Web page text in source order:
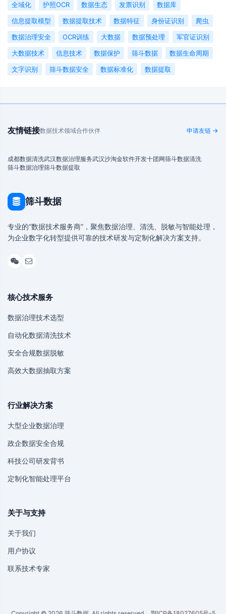
全域化
护照OCR 数据生态 发票识别
数据库
信息提取模型
数据提取技术 数据特征 身份证识别
爬虫
数据治理安全
OCR训练 大数据 数据预处理
军官证识别
大数据技术
信息技术 数据保护 筛斗数据
数据生命周期
文字识别
筛斗数据安全 数据标准化 数据提取
友情链接数据技术领域合作伙伴 申请友链 →
成都数据清洗武汉数据治理服务武汉沙淘金软件开发十团网筛斗数据清洗
筛斗数据治理筛斗数据提取
筛斗数据
专业的“数据技术服务商”，聚焦数据治理、清洗、脱敏与智能处理，
为企业数字化转型提供可靠的技术研发与定制化解决方案支持。
核心技术服务
数据治理技术选型
自动化数据清洗技术
安全合规数据脱敏
高效大数据抽取方案
行业解决方案
大型企业数据治理
政企数据安全合规
科技公司研发背书
定制化智能处理平台
关于与支持
关于我们
用户协议
联系技术专家